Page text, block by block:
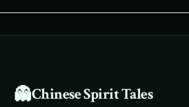
👻Chinese Spirit Tales